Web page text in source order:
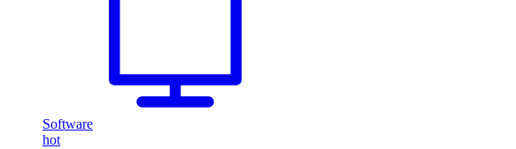
Software
hot